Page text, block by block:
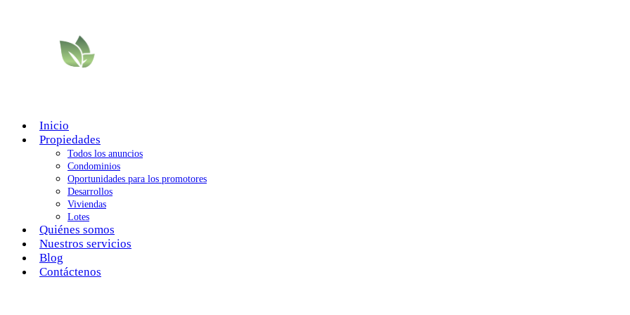
Inicio
Propiedades
Todos los anuncios
Condominios
Oportunidades para los promotores
Desarrollos
Viviendas
Lotes
Quiénes somos
Nuestros servicios
Blog
Contáctenos